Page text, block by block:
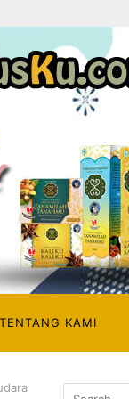
TENTANG KAMI
Search